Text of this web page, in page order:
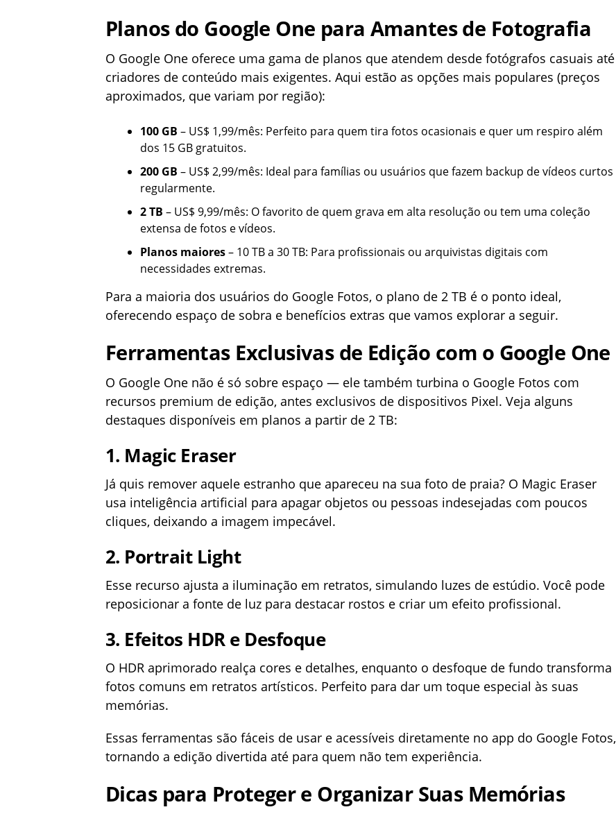
Planos do Google One para Amantes de Fotografia
O Google One oferece uma gama de planos que atendem desde fotógrafos casuais até
criadores de conteúdo mais exigentes. Aqui estão as opções mais populares (preços
aproximados, que variam por região):
100 GB – US$ 1,99/mês: Perfeito para quem tira fotos ocasionais e quer um respiro além
dos 15 GB gratuitos.
200 GB – US$ 2,99/mês: Ideal para famílias ou usuários que fazem backup de vídeos curtos
regularmente.
2 TB – US$ 9,99/mês: O favorito de quem grava em alta resolução ou tem uma coleção
extensa de fotos e vídeos.
Planos maiores– 10 TB a 30 TB: Para profissionais ou arquivistas digitais com
necessidades extremas.
Para a maioria dos usuários do Google Fotos, o plano de 2 TB é o ponto ideal,
oferecendo espaço de sobra e benefícios extras que vamos explorar a seguir.
Ferramentas Exclusivas de Edição com o Google One
O Google One não é só sobre espaço — ele também turbina o Google Fotos com
recursos premium de edição, antes exclusivos de dispositivos Pixel. Veja alguns
destaques disponíveis em planos a partir de 2 TB:
1. Magic Eraser
Já quis remover aquele estranho que apareceu na sua foto de praia? O Magic Eraser
usa inteligência artificial para apagar objetos ou pessoas indesejadas com poucos
cliques, deixando a imagem impecável.
2. Portrait Light
Esse recurso ajusta a iluminação em retratos, simulando luzes de estúdio. Você pode
reposicionar a fonte de luz para destacar rostos e criar um efeito profissional.
3. Efeitos HDR e Desfoque
O HDR aprimorado realça cores e detalhes, enquanto o desfoque de fundo transforma
fotos comuns em retratos artísticos. Perfeito para dar um toque especial às suas
memórias.
Essas ferramentas são fáceis de usar e acessíveis diretamente no app do Google Fotos,
tornando a edição divertida até para quem não tem experiência.
Dicas para Proteger e Organizar Suas Memórias